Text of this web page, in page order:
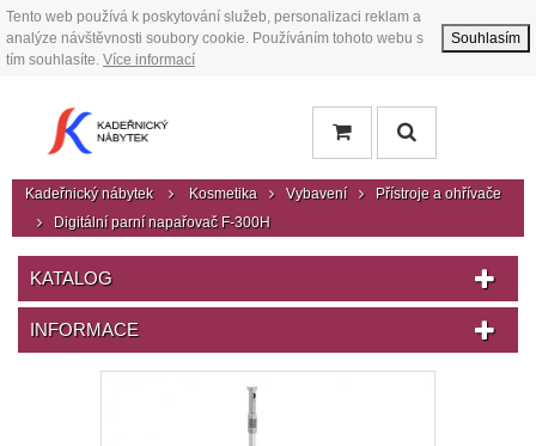
Tento web používá k poskytování služeb, personalizaci reklam a
analýze návštěvnosti soubory cookie. Používáním tohoto webu s
tím souhlasíte. Více informací
Souhlasím
Kadeřnický nábytek Kosmetika Vybavení
Přístroje a ohřívače
Digitální parní napařovač F-300H
KATALOG
INFORMACE